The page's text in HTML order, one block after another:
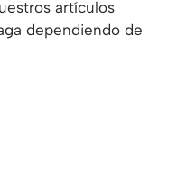
artículos
dependiendo de